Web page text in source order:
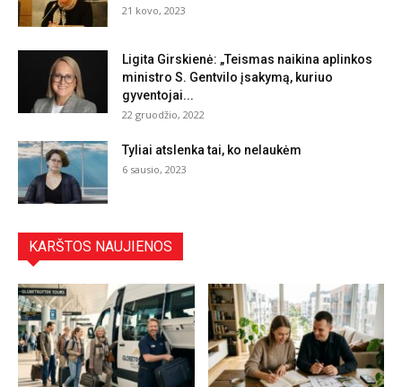
21 kovo, 2023
Ligita Girskienė: „Teismas naikina aplinkos
ministro S. Gentvilo įsakymą, kuriuo
gyventojai...
22 gruodžio, 2022
Tyliai atslenka tai, ko nelaukėm
6 sausio, 2023
KARŠTOS NAUJIENOS